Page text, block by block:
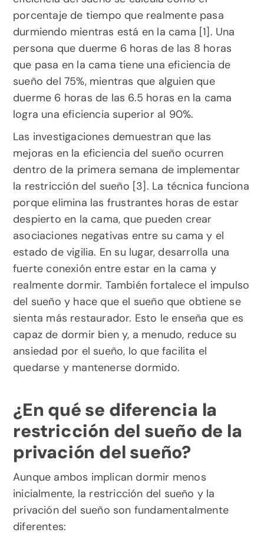
porcentaje de tiempo que realmente pasa
durmiendo mientras está en la cama [1]. Una
persona que duerme 6 horas de las 8 horas
que pasa en la cama tiene una eficiencia de
sueño del 75%, mientras que alguien que
duerme 6 horas de las 6.5 horas en la cama
logra una eficiencia superior al 90%.
Las investigaciones demuestran que las
mejoras en la eficiencia del sueño ocurren
dentro de la primera semana de implementar
la restricción del sueño [3]. La técnica funciona
porque elimina las frustrantes horas de estar
despierto en la cama, que pueden crear
asociaciones negativas entre su cama y el
estado de vigilia. En su lugar, desarrolla una
fuerte conexión entre estar en la cama y
realmente dormir. También fortalece el impulso
del sueño y hace que el sueño que obtiene se
sienta más restaurador. Esto le enseña que es
capaz de dormir bien y, a menudo, reduce su
ansiedad por el sueño, lo que facilita el
quedarse y mantenerse dormido.
¿En qué se diferencia la
restricción del sueño de la
privación del sueño?
Aunque ambos implican dormir menos
inicialmente, la restricción del sueño y la
privación del sueño son fundamentalmente
diferentes: